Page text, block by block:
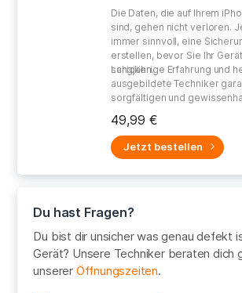
Die Daten, die auf Ihrem
sind, gehen nicht verloren.
immer sinnvoll, eine
erstellen, bevor Sie Ihr
schicken.
Langjährige Erfahrung und
ausgebildete Techniker
sorgfältigen und
49,99 €
Jetzt bestellen
Du hast Fragen?
Du bist dir unsicher was genau defekt
Gerät? Unsere Techniker beraten dich
unserer Öffnungszeiten.